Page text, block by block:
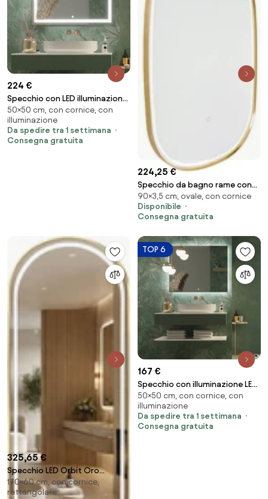
224 €
Specchio con LED illuminazione
M7 premium
50×50 cm, con cornice, con
illuminazione
Da spedire tra 1 settimana
Consegna gratuita
224,25 €
Specchio da bagno rame con
LED dimmerabile a 3 livelli con
touch ovale - Miral
90×3,5 cm, ovale, con cornice
Disponibile
Consegna gratuita
325,65 €
Specchio LED Orbit Oro
Spazzolato – 60×170 cm
170×60 cm, con cornice,
rettangolare
TOP 6
167 €
Specchio con illuminazione LED
M24
50×50 cm, con cornice, con
illuminazione
Da spedire tra 1 settimana
Consegna gratuita